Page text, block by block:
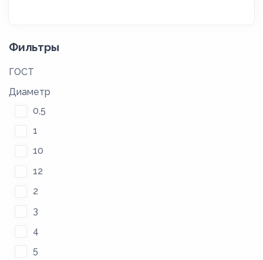
Фильтры
ГОСТ
Диаметр
0,5
1
10
12
2
3
4
5